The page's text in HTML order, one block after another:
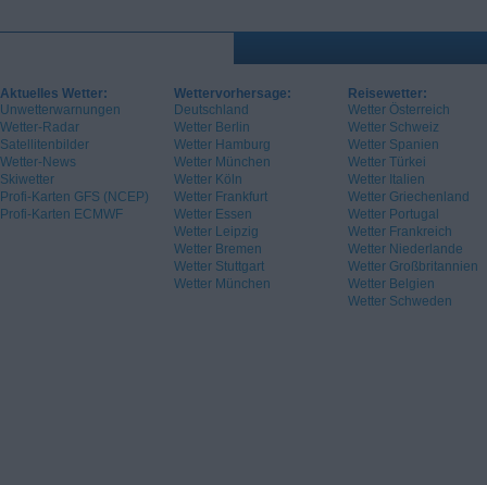
Aktuelles Wetter:
Unwetterwarnungen
Wetter-Radar
Satellitenbilder
Wetter-News
Skiwetter
Profi-Karten GFS (NCEP)
Profi-Karten ECMWF
Wettervorhersage:
Deutschland
Wetter Berlin
Wetter Hamburg
Wetter München
Wetter Köln
Wetter Frankfurt
Wetter Essen
Wetter Leipzig
Wetter Bremen
Wetter Stuttgart
Wetter München
Reisewetter:
Wetter Österreich
Wetter Schweiz
Wetter Spanien
Wetter Türkei
Wetter Italien
Wetter Griechenland
Wetter Portugal
Wetter Frankreich
Wetter Niederlande
Wetter Großbritannien
Wetter Belgien
Wetter Schweden